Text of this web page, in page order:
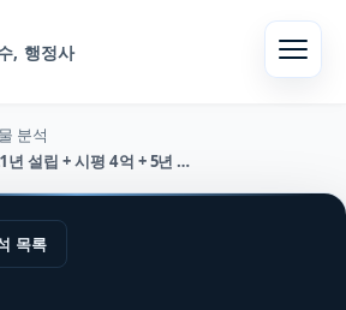
, 행정사
분석
금속 양도양수 — 2021년 설립 + 시평 4억 + 5년 1.1억 (매물 2904)
목록